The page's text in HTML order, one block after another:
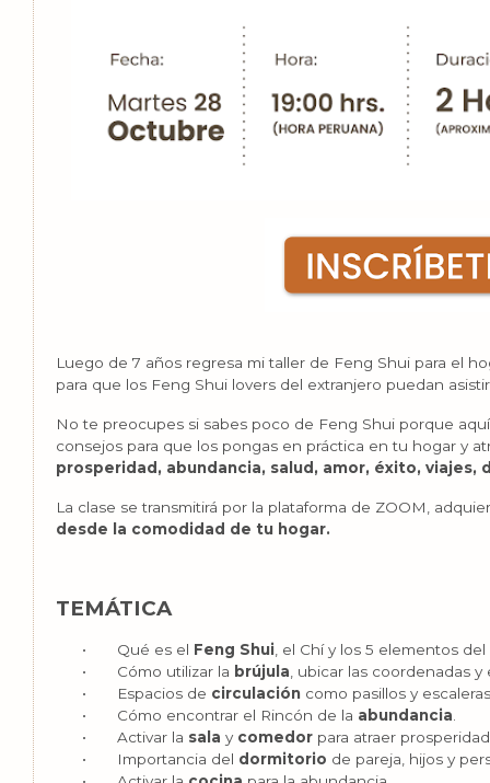
Luego de 7 años regresa mi taller de Feng Shui para el
para que los Feng Shui lovers del extranjero puedan
No te preocupes si sabes poco de Feng Shui porque
consejos para que los pongas en práctica en tu hogar y
prosperidad, abundancia, salud, amor, éxito, viajes,
La clase se transmitirá por la plataforma de ZOOM,
desde la comodidad de tu hogar.
TEMÁTICA
• Qué es el Feng Shui , el Chí y los 5 elementos
• Cómo utilizar la brújula , ubicar las coordenadas
• Espacios de circulación como pasillos y
• Cómo encontrar el Rincón de la abundancia
• Activar la sala y comedor para atraer
• Importancia del dormitorio de pareja, hijos y